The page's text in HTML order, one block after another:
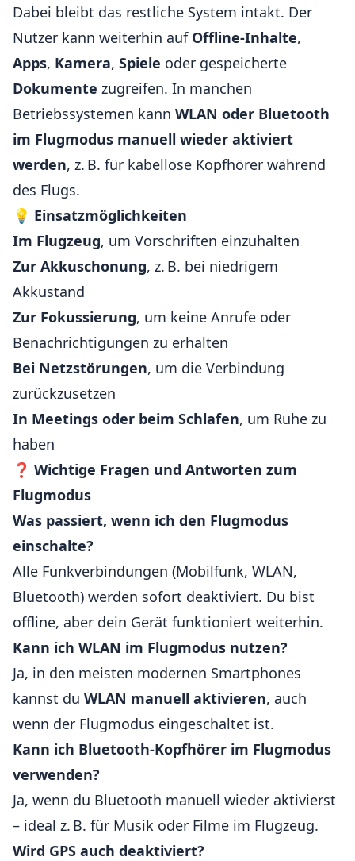
Dabei bleibt das restliche System intakt. Der
Nutzer kann weiterhin auf Offline-Inhalte,
Apps, Kamera, Spiele oder gespeicherte
Dokumente zugreifen. In manchen
Betriebssystemen kann WLAN oder Bluetooth
im Flugmodus manuell wieder aktiviert
werden, z. B. für kabellose Kopfhörer während
des Flugs.
💡 Einsatzmöglichkeiten
Im Flugzeug, um Vorschriften einzuhalten
Zur Akkuschonung, z. B. bei niedrigem
Akkustand
Zur Fokussierung, um keine Anrufe oder
Benachrichtigungen zu erhalten
Bei Netzstörungen, um die Verbindung
zurückzusetzen
In Meetings oder beim Schlafen, um Ruhe zu
haben
❓ Wichtige Fragen und Antworten zum
Flugmodus
Was passiert, wenn ich den Flugmodus
einschalte?
Alle Funkverbindungen (Mobilfunk, WLAN,
Bluetooth) werden sofort deaktiviert. Du bist
offline, aber dein Gerät funktioniert weiterhin.
Kann ich WLAN im Flugmodus nutzen?
Ja, in den meisten modernen Smartphones
kannst du WLAN manuell aktivieren, auch
wenn der Flugmodus eingeschaltet ist.
Kann ich Bluetooth-Kopfhörer im Flugmodus
verwenden?
Ja, wenn du Bluetooth manuell wieder aktivierst
– ideal z. B. für Musik oder Filme im Flugzeug.
Wird GPS auch deaktiviert?